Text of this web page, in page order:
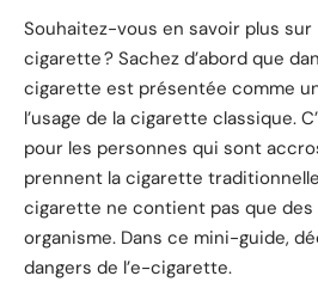
Souhaitez-vous en savoir plus sur
cigarette ? Sachez d’abord que
cigarette est présentée comme
l’usage de la cigarette classique.
pour les personnes qui sont
prennent la cigarette
cigarette ne contient pas que
organisme. Dans ce mini-guide,
dangers de l’e-cigarette.